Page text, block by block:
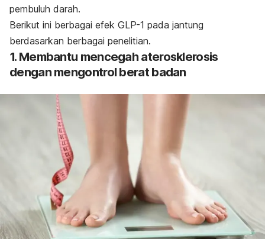
pembuluh darah.
Berikut ini berbagai efek GLP-1 pada jantung
berdasarkan berbagai penelitian.
1. Membantu mencegah aterosklerosis
dengan mengontrol berat badan